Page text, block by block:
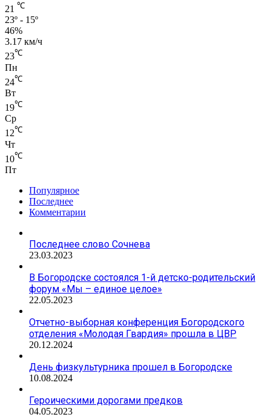
21 ℃
23º - 15º
46%
3.17 км/ч
23℃
Пн
24℃
Вт
19℃
Ср
12℃
Чт
10℃
Пт
Популярное
Последнее
Комментарии
Последнее слово Сочнева
23.03.2023
В Богородске состоялся 1-й детско-родительский
форум «Мы – единое целое»
22.05.2023
Отчетно-выборная конференция Богородского
отделения «Молодая Гвардия» прошла в ЦВР
20.12.2024
День физкультурника прошел в Богородске
10.08.2024
Героическими дорогами предков
04.05.2023